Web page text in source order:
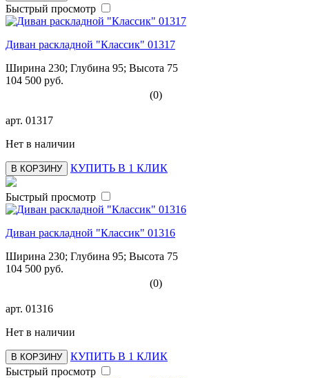
Быстрый просмотр
Диван раскладной "Классик" 01317
Ширина 230; Глубина 95; Высота 75
104 500 руб.
(0)
арт. 01317
Нет в наличии
В КОРЗИНУ КУПИТЬ В 1 КЛИК
Быстрый просмотр
Диван раскладной "Классик" 01316
Ширина 230; Глубина 95; Высота 75
104 500 руб.
(0)
арт. 01316
Нет в наличии
В КОРЗИНУ
КУПИТЬ В 1 КЛИК
Быстрый просмотр